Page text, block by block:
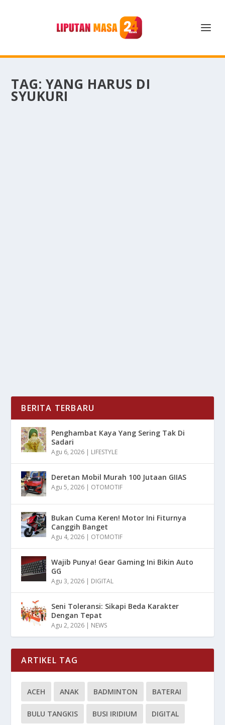
TAG: YANG HARUS DI
SYUKURI
BERITA TERBARU
Penghambat Kaya Yang Sering Tak Di
Sadari
Agu 6, 2026 | LIFESTYLE
Deretan Mobil Murah 100 Jutaan GIIAS
Agu 5, 2026 | OTOMOTIF
Bukan Cuma Keren! Motor Ini Fiturnya
Canggih Banget
Agu 4, 2026 | OTOMOTIF
Wajib Punya! Gear Gaming Ini Bikin Auto
GG
Agu 3, 2026 | DIGITAL
Seni Toleransi: Sikapi Beda Karakter
Dengan Tepat
Agu 2, 2026 | NEWS
ARTIKEL TAG
ACEH ANAK BADMINTON BATERAI
BULU TANGKIS BUSI IRIDIUM DIGITAL